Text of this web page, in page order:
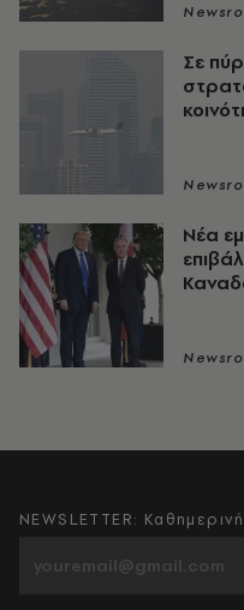
Σε
Νέα
NEWSLETTER: